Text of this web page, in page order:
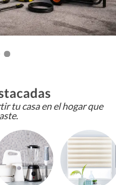
tu casa en el hogar que